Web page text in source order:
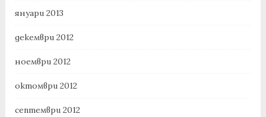
януари 2013
декември 2012
ноември 2012
октомври 2012
септември 2012